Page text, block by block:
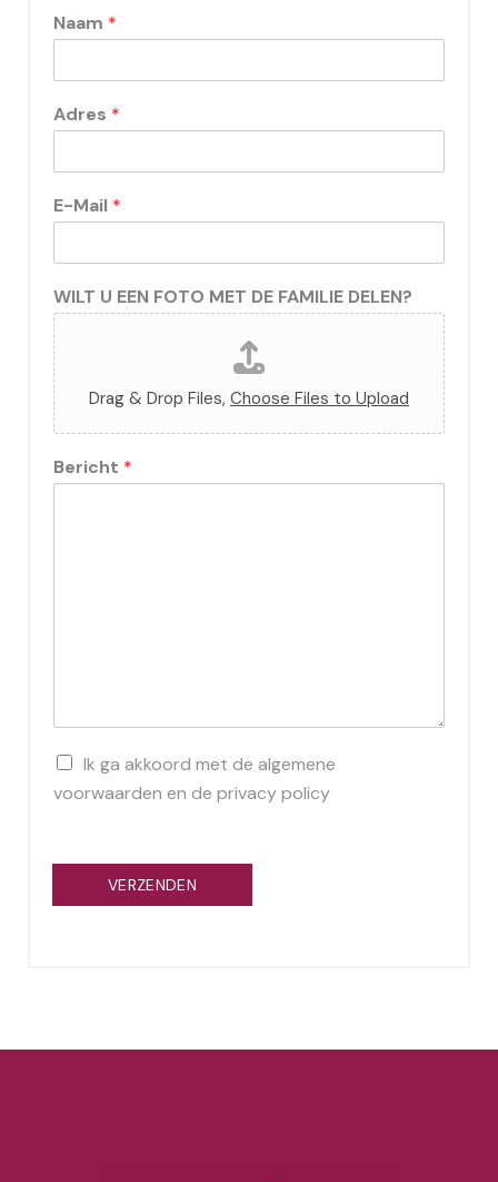
Naam *
Adres *
E-Mail *
WILT U EEN FOTO MET DE FAMILIE DELEN?
Drag & Drop Files, Choose Files to Upload
Bericht *
B
v
t
r
Ik ga akkoord met de algemene
voorwaarden en de privacy policy
VERZENDEN